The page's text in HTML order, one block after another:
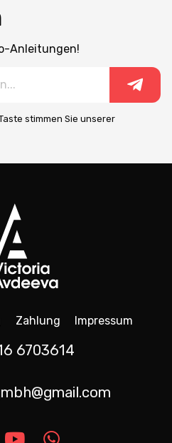
Anleitungen!
stimmen Sie unserer
Zahlung Impressum
6703614